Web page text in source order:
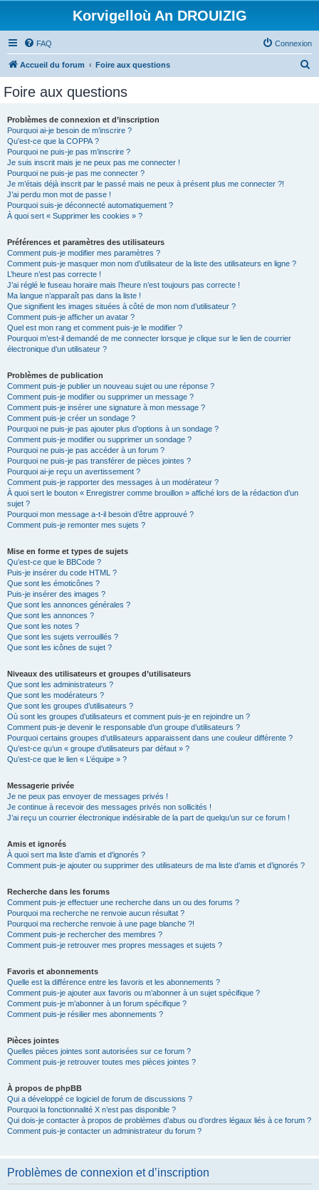
Korvigelloù An DROUIZIG
FAQ Connexion
Accueil du forum Foire aux questions
Foire aux questions
Problèmes de connexion et d’inscription
Pourquoi ai-je besoin de m’inscrire ?
Qu’est-ce que la COPPA ?
Pourquoi ne puis-je pas m’inscrire ?
Je suis inscrit mais je ne peux pas me connecter !
Pourquoi ne puis-je pas me connecter ?
Je m’étais déjà inscrit par le passé mais ne peux à présent plus me connecter ?!
J’ai perdu mon mot de passe !
Pourquoi suis-je déconnecté automatiquement ?
À quoi sert « Supprimer les cookies » ?
Préférences et paramètres des utilisateurs
Comment puis-je modifier mes paramètres ?
Comment puis-je masquer mon nom d’utilisateur de la liste des utilisateurs en ligne ?
L’heure n’est pas correcte !
J’ai réglé le fuseau horaire mais l’heure n’est toujours pas correcte !
Ma langue n’apparaît pas dans la liste !
Que signifient les images situées à côté de mon nom d’utilisateur ?
Comment puis-je afficher un avatar ?
Quel est mon rang et comment puis-je le modifier ?
Pourquoi m’est-il demandé de me connecter lorsque je clique sur le lien de courrier
électronique d’un utilisateur ?
Problèmes de publication
Comment puis-je publier un nouveau sujet ou une réponse ?
Comment puis-je modifier ou supprimer un message ?
Comment puis-je insérer une signature à mon message ?
Comment puis-je créer un sondage ?
Pourquoi ne puis-je pas ajouter plus d’options à un sondage ?
Comment puis-je modifier ou supprimer un sondage ?
Pourquoi ne puis-je pas accéder à un forum ?
Pourquoi ne puis-je pas transférer de pièces jointes ?
Pourquoi ai-je reçu un avertissement ?
Comment puis-je rapporter des messages à un modérateur ?
À quoi sert le bouton « Enregistrer comme brouillon » affiché lors de la rédaction d’un
sujet ?
Pourquoi mon message a-t-il besoin d’être approuvé ?
Comment puis-je remonter mes sujets ?
Mise en forme et types de sujets
Qu’est-ce que le BBCode ?
Puis-je insérer du code HTML ?
Que sont les émoticônes ?
Puis-je insérer des images ?
Que sont les annonces générales ?
Que sont les annonces ?
Que sont les notes ?
Que sont les sujets verrouillés ?
Que sont les icônes de sujet ?
Niveaux des utilisateurs et groupes d’utilisateurs
Que sont les administrateurs ?
Que sont les modérateurs ?
Que sont les groupes d’utilisateurs ?
Où sont les groupes d’utilisateurs et comment puis-je en rejoindre un ?
Comment puis-je devenir le responsable d’un groupe d’utilisateurs ?
Pourquoi certains groupes d’utilisateurs apparaissent dans une couleur différente ?
Qu’est-ce qu’un « groupe d’utilisateurs par défaut » ?
Qu’est-ce que le lien « L’équipe » ?
Messagerie privée
Je ne peux pas envoyer de messages privés !
Je continue à recevoir des messages privés non sollicités !
J’ai reçu un courrier électronique indésirable de la part de quelqu’un sur ce forum !
Amis et ignorés
À quoi sert ma liste d’amis et d’ignorés ?
Comment puis-je ajouter ou supprimer des utilisateurs de ma liste d’amis et d’ignorés ?
Recherche dans les forums
Comment puis-je effectuer une recherche dans un ou des forums ?
Pourquoi ma recherche ne renvoie aucun résultat ?
Pourquoi ma recherche renvoie à une page blanche ?!
Comment puis-je rechercher des membres ?
Comment puis-je retrouver mes propres messages et sujets ?
Favoris et abonnements
Quelle est la différence entre les favoris et les abonnements ?
Comment puis-je ajouter aux favoris ou m’abonner à un sujet spécifique ?
Comment puis-je m’abonner à un forum spécifique ?
Comment puis-je résilier mes abonnements ?
Pièces jointes
Quelles pièces jointes sont autorisées sur ce forum ?
Comment puis-je retrouver toutes mes pièces jointes ?
À propos de phpBB
Qui a développé ce logiciel de forum de discussions ?
Pourquoi la fonctionnalité X n’est pas disponible ?
Qui dois-je contacter à propos de problèmes d’abus ou d’ordres légaux liés à ce forum ?
Comment puis-je contacter un administrateur du forum ?
Problèmes de connexion et d’inscription